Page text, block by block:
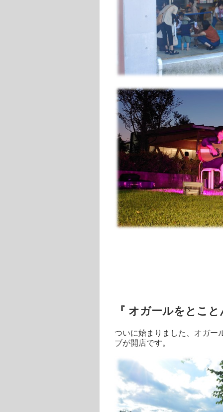
『 オガールをとこ
ついに始まりました、オガー
ブが開店です。